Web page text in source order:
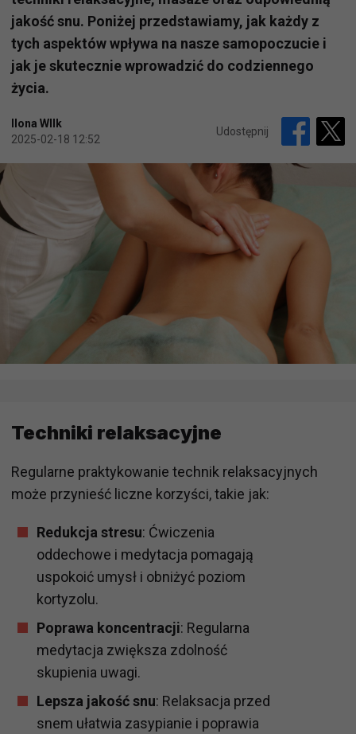
jakość snu. Poniżej przedstawiamy, jak każdy z
tych aspektów wpływa na nasze samopoczucie i
jak je skutecznie wprowadzić do codziennego
życia.
Ilona WIlk
2025-02-18 12:52
Udostępnij
Techniki relaksacyjne
Regularne praktykowanie technik relaksacyjnych
może przynieść liczne korzyści, takie jak:
Redukcja stresu: Ćwiczenia
oddechowe i medytacja pomagają
uspokoić umysł i obniżyć poziom
kortyzolu.
Poprawa koncentracji: Regularna
medytacja zwiększa zdolność
skupienia uwagi.
Lepsza jakość snu: Relaksacja przed
snem ułatwia zasypianie i poprawia